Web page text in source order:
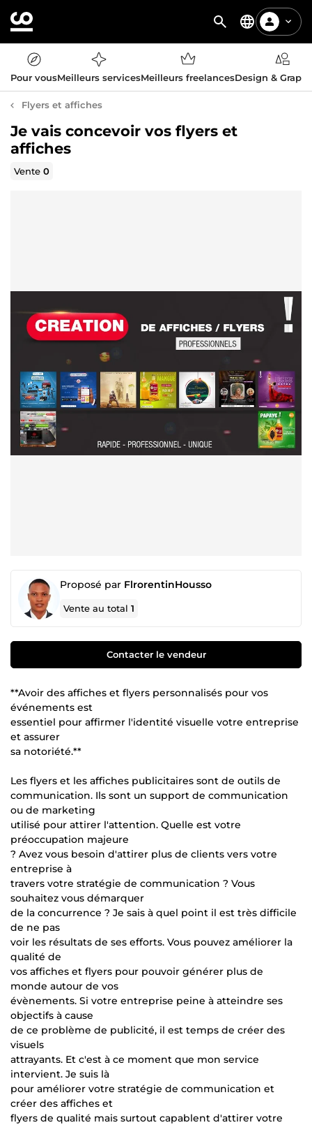
Pour vousMeilleurs servicesMeilleurs freelancesDesign &
Flyers et affiches
Je vais concevoir vos flyers et
affiches
Vente0
Proposé par FlrorentinHousso
Vente au total1
Contacter le vendeur
**Avoir des affiches et flyers personnalisés pour vos
événements est
essentiel pour affirmer l'identité visuelle votre entreprise
et assurer
sa notoriété.**
Les flyers et les affiches publicitaires sont de outils de
communication. Ils sont un support de communication
ou de marketing
utilisé pour attirer l'attention. Quelle est votre
préoccupation majeure
? Avez vous besoin d'attirer plus de clients vers votre
entreprise à
travers votre stratégie de communication ? Vous
souhaitez vous démarquer
de la concurrence ? Je sais à quel point il est très difficile
de ne pas
voir les résultats de ses efforts. Vous pouvez améliorer la
qualité de
vos affiches et flyers pour pouvoir générer plus de
monde autour de vos
évènements. Si votre entreprise peine à atteindre ses
objectifs à cause
de ce problème de publicité, il est temps de créer des
visuels
attrayants. Et c'est à ce moment que mon service
intervient. Je suis là
pour améliorer votre stratégie de communication et
créer des affiches et
flyers de qualité mais surtout capablent d'attirer votre